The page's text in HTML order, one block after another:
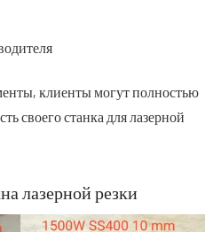
клиенты могут полностью
своего станка для лазерной
лазерной резки